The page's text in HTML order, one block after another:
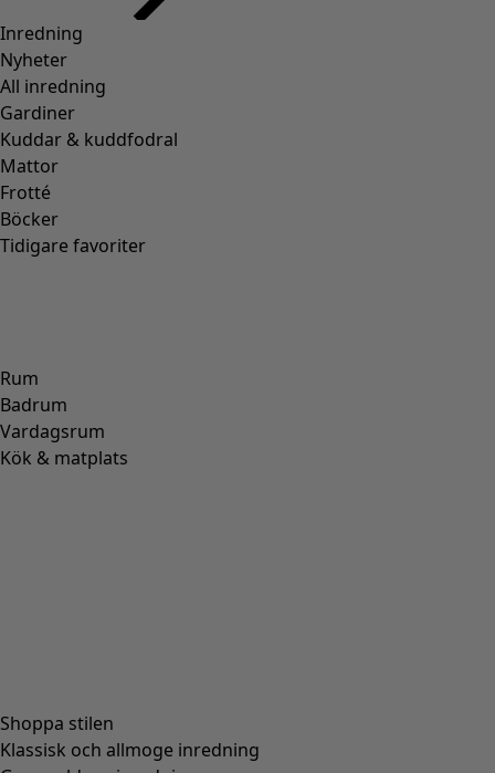
Inredning
Nyheter
All inredning
Gardiner
Kuddar & kuddfodral
Mattor
Frotté
Böcker
Tidigare favoriter
Rum
Badrum
Vardagsrum
Kök & matplats
Shoppa stilen
Klassisk och allmoge inredning